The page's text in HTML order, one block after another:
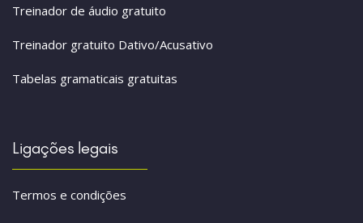
Treinador de áudio gratuito
Treinador gratuito Dativo/Acusativo
Tabelas gramaticais gratuitas
Ligações legais
Termos e condições